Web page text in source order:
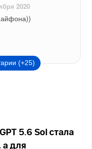
2020
айфона))
(+25)
5.6 Sol стала
для